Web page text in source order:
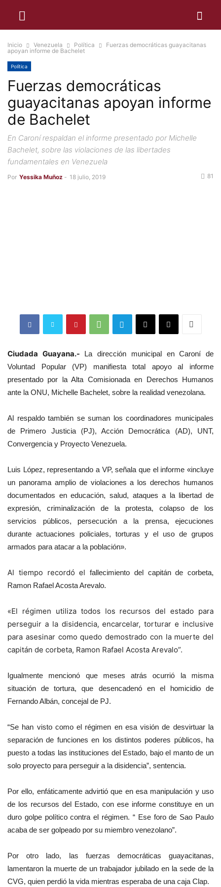
Inicio Venezuela Política
Fuerzas democráticas guayacitanas
apoyan informe de Bachelet
Política
Fuerzas democráticas
guayacitanas apoyan informe
de Bachelet
En Caroní respaldan el informe presentado por Michelle
Bachelet, sobre las violaciones de las libertades
fundamentales en Venezuela
Por Yessika Muñoz - 18 julio, 2019 81
Ciudada Guayana.-
La dirección municipal en Caroní de
Voluntad Popular (VP) manifiesta total apoyo al informe
presentado por la Alta Comisionada en Derechos Humanos
ante la ONU, Michelle Bachelet, sobre la realidad venezolana.
Al respaldo también se suman los coordinadores municipales
de Primero Justicia (PJ), Acción Democrática (AD), UNT,
Convergencia y Proyecto Venezuela.
Luis López, representando a VP, señala que el informe «incluye
un panorama amplio de violaciones a los derechos humanos
documentados en educación, salud, ataques a la libertad de
expresión, criminalización de la protesta, colapso de los
servicios públicos, persecución a la prensa, ejecuciones
durante actuaciones policiales, torturas y el uso de grupos
armados para atacar a la población».
Al tiempo recordó el fallecimiento del capitán de corbeta,
Ramon Rafael Acosta Arevalo.
«El régimen utiliza todos los recursos del estado para
perseguir a la disidencia, encarcelar, torturar e inclusive
para asesinar como quedo demostrado con la muerte del
capitán de corbeta, Ramon Rafael Acosta Arevalo”.
Igualmente mencionó que meses atrás ocurrió la misma
situación de tortura, que desencadenó en el homicidio de
Fernando Albán, concejal de PJ.
“Se han visto como el régimen en esa visión de desvirtuar la
separación de funciones en los distintos poderes públicos, ha
puesto a todas las instituciones del Estado, bajo el manto de un
solo proyecto para perseguir a la disidencia”, sentencia.
Por ello, enfáticamente advirtió que en esa manipulación y uso
de los recursos del Estado, con ese informe constituye en un
duro golpe político contra el régimen. “ Ese foro de Sao Paulo
acaba de ser golpeado por su miembro venezolano”.
Por otro lado, las fuerzas democráticas guayacitanas,
lamentaron la muerte de un trabajador jubilado en la sede de la
CVG, quien perdió la vida mientras esperaba de una caja Clap.